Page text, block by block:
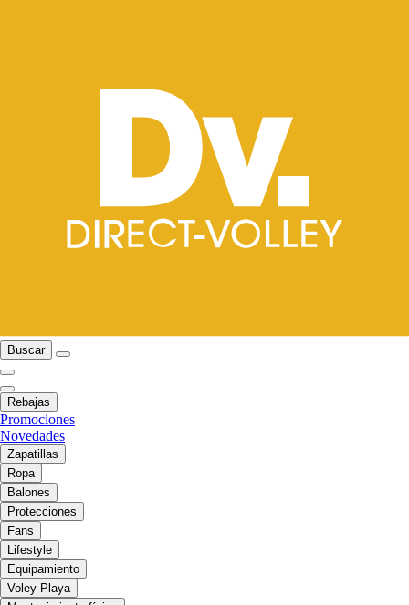
Buscar
Rebajas
Promociones
Novedades
Zapatillas
Ropa
Balones
Protecciones
Fans
Lifestyle
Equipamiento
Voley Playa